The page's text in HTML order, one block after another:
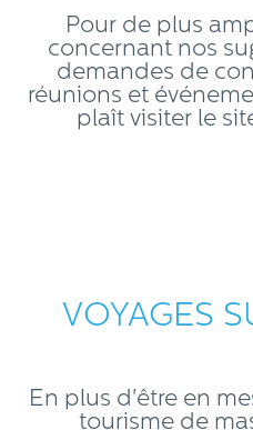
Pour de plus
concernant nos
demandes de
réunions et
plaît visiter le
VOYAGES
En plus d'être en
tourisme de